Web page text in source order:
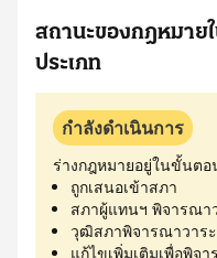
สถานะของกฎหมาย
ประเภท
กำลังดำเนินการ
ร่างกฎหมายอยู่ในขั้นต
ถูกเสนอเข้าสภา
สภาผู้แทนฯ พิจารณา
วุฒิสภาพิจารณาวาร
แก้ไขเพิ่มเติมเพื่อพิจ